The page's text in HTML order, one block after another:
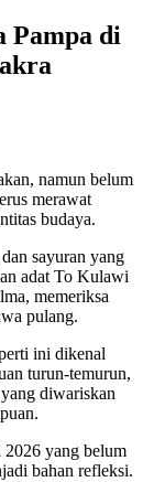
Pampa di
namun belum
merawat
budaya.
sayuran yang
adat To Kulawi
memeriksa
pulang.
ini dikenal
turun-temurun,
diwariskan
2026 yang belum
bahan refleksi.